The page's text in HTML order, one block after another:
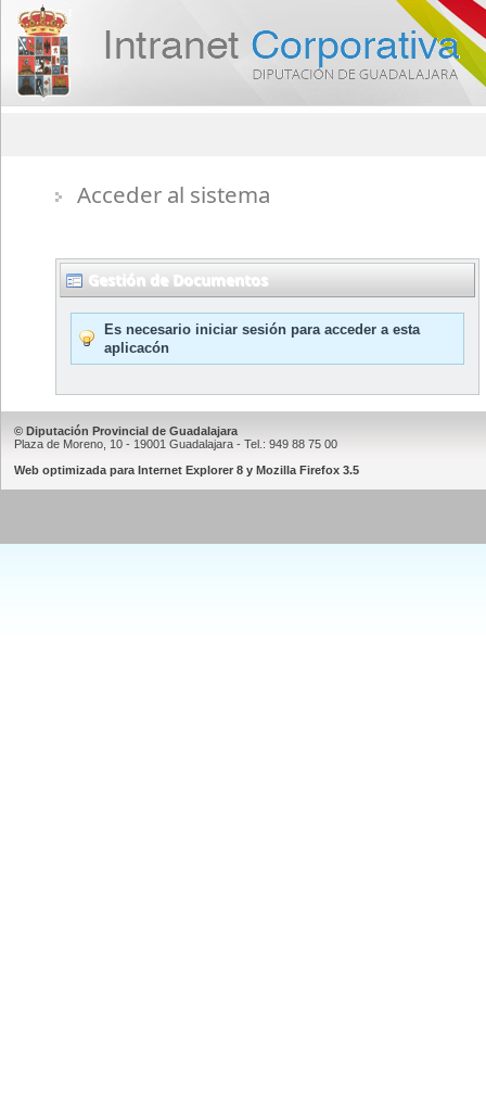
Acceder al sistema
Gestión de Documentos
Es necesario iniciar sesión para acceder a esta
aplicacón
© Diputación Provincial de Guadalajara
Plaza de Moreno, 10 - 19001 Guadalajara - Tel.: 949 88 75 00
Web optimizada para Internet Explorer 8 y Mozilla Firefox 3.5